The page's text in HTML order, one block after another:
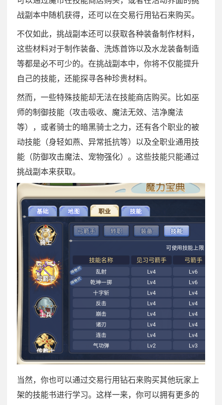
战副本中随机获得，还可以在交易行用钻石来购买。
不仅如此，挑战副本还可以获取各种装备制作材料，
这些材料对于制作装备、洗炼首饰以及水龙装备制造
等都是必不可少的。在挑战副本中，你将不仅能提升
自己的技能，还能探寻各种珍贵材料。
然而，一些特殊技能却无法在技能商店购买。比如巫
师的制御技能（攻击吸收、魔法无效、洁净魔法
等），或者骑士的暗黑骑士之力，还有各个职业的被
动技能（身轻如燕、异常抵抗等）以及全职业通用技
能（防御攻击魔法、宠物强化）。这些技能只能通过
挑战副本来获取。
当然，你也可以通过交易行用钻石来购买其他玩家上
架的技能书进行学习。这样一来，你可以拥有更多的